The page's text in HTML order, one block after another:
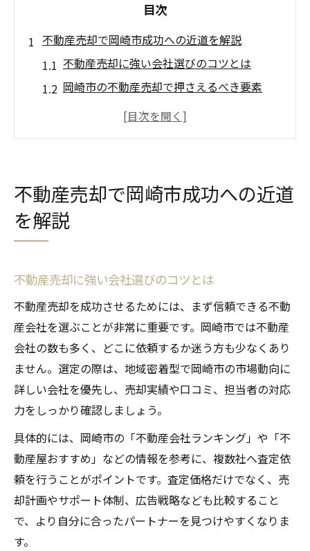
目次
不動産売却で岡崎市成功への近道を解説
不動産売却に強い会社選びのコツとは
岡崎市の不動産売却で押さえるべき要素
不動産売却で高値成約を目指すポイント
岡崎市の売却相場と流れを分かりやすく紹介
不動産売却で知るべき岡崎市の相場感
岡崎市の不動産売却相場と価格決定の基準
不動産売却手順を岡崎市で具体例付きで紹
介
高く売りたい不動産売却戦略の実践ポイント
不動産売却で高く売るための準備方法
岡崎市で選ばれる不動産売却戦略とは
不動産売却における査定の重要性を解説
売却活動で差がつく不動産売却の工夫
高値成約を実現する不動産売却の秘訣
岡崎市で後悔しない売却準備と査定のコツ
不動産売却前に必要な書類と準備とは
不動産売却で岡崎市成功への近道
を解説
不動産売却に強い会社選びのコツとは
不動産売却を成功させるためには、まず信頼できる不動
産会社を選ぶことが非常に重要です。岡崎市では不動産
会社の数も多く、どこに依頼するか迷う方も少なくあり
ません。選定の際は、地域密着型で岡崎市の市場動向に
詳しい会社を優先し、売却実績や口コミ、担当者の対応
力をしっかり確認しましょう。
具体的には、岡崎市の「不動産会社ランキング」や「不
動産屋おすすめ」などの情報を参考に、複数社へ査定依
頼を行うことがポイントです。査定価格だけでなく、売
却計画やサポート体制、広告戦略なども比較すること
で、より自分に合ったパートナーを見つけやすくなりま
す。